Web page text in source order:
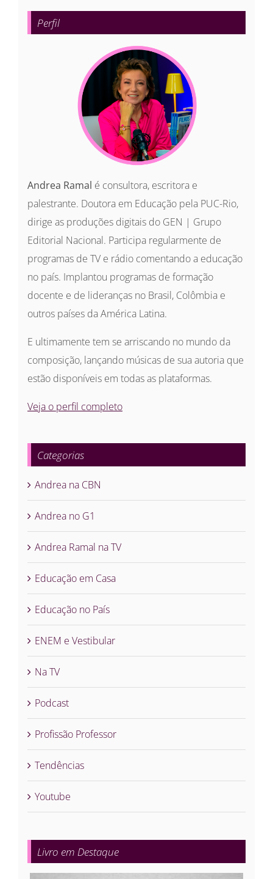
para:
Perfil
Andrea Ramal é consultora, escritora e
palestrante. Doutora em Educação pela PUC-Rio,
dirige as produções digitais do GEN | Grupo
Editorial Nacional. Participa regularmente de
programas de TV e rádio comentando a educação
no país. Implantou programas de formação
docente e de lideranças no Brasil, Colômbia e
outros países da América Latina.
E ultimamente tem se arriscando no mundo da
composição, lançando músicas de sua autoria que
estão disponíveis em todas as plataformas.
Veja o perfil completo
Categorias
Andrea na CBN
Andrea no G1
Andrea Ramal na TV
Educação em Casa
Educação no País
ENEM e Vestibular
Na TV
Podcast
Profissão Professor
Tendências
Youtube
Livro em Destaque